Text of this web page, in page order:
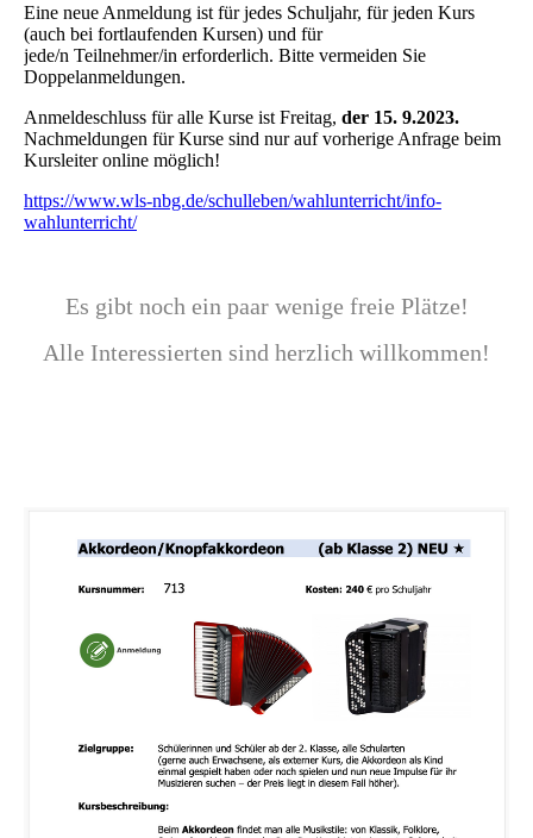
Eine neue Anmeldung ist für jedes Schuljahr, für jeden Kurs
(auch bei fortlaufenden Kursen) und für
jede/n Teilnehmer/in erforderlich. Bitte vermeiden Sie
Doppelanmeldungen.
Anmeldeschluss für alle Kurse ist Freitag, der 15. 9.2023.
Nachmeldungen für Kurse sind nur auf vorherige Anfrage beim
Kursleiter online möglich!
https://www.wls-nbg.de/schulleben/wahlunterricht/info-
wahlunterricht/
Es gibt noch ein paar wenige freie Plätze!
Alle Interessierten sind herzlich willkommen!